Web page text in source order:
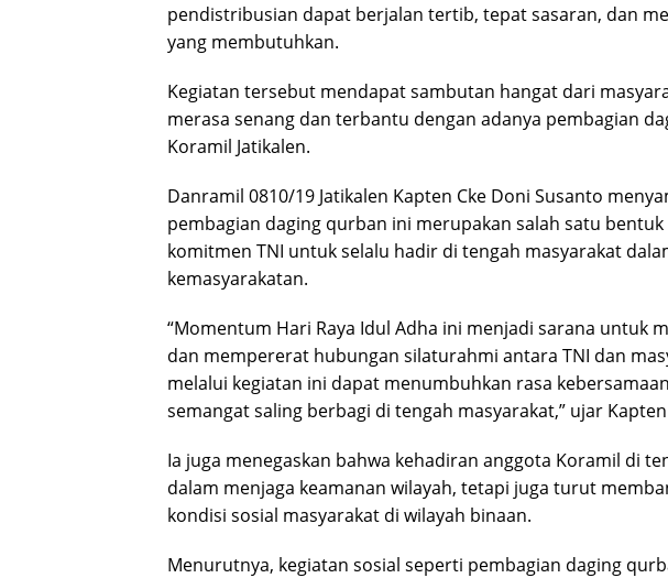
pendistribusian dapat berjalan tertib, tepat sasaran, dan
yang membutuhkan.
Kegiatan tersebut mendapat sambutan hangat dari
merasa senang dan terbantu dengan adanya pembagian
Koramil Jatikalen.
Danramil 0810/19 Jatikalen Kapten Cke Doni Susanto
pembagian daging qurban ini merupakan salah satu
komitmen TNI untuk selalu hadir di tengah masyarakat
kemasyarakatan.
“Momentum Hari Raya Idul Adha ini menjadi sarana untuk
dan mempererat hubungan silaturahmi antara TNI dan
melalui kegiatan ini dapat menumbuhkan rasa
semangat saling berbagi di tengah masyarakat,” ujar
Ia juga menegaskan bahwa kehadiran anggota Koramil di
dalam menjaga keamanan wilayah, tetapi juga turut
kondisi sosial masyarakat di wilayah binaan.
Menurutnya, kegiatan sosial seperti pembagian daging